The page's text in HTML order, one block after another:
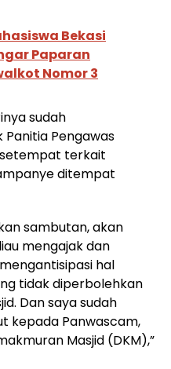
Bekasi
Paparan
Nomor 3
sudah
Pengawas
terkait
ditempat
sambutan, akan
mengajak dan
hal
tidak diperbolehkan
Dan saya sudah
kepada Panwascam,
Masjid (DKM),”